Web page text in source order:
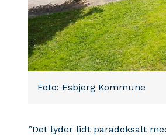
Foto: Esbjerg Kommune
”Det lyder lidt paradoksalt